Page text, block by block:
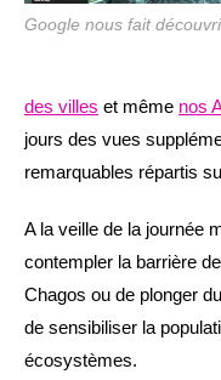
Google nous fait
des villes et même nos
jours des vues
remarquables répartis
A la veille de la journée
contempler la barrière
Chagos ou de plonger
de sensibiliser la
écosystèmes.